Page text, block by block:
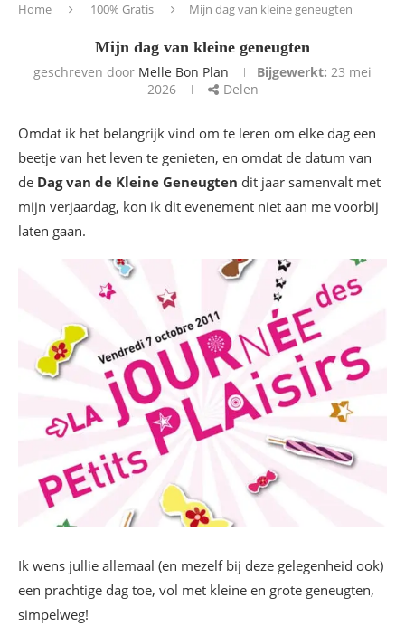
Home 100% Gratis Mijn dag van kleine geneugten
Mijn dag van kleine geneugten
geschreven door Melle Bon Plan Bijgewerkt: 23 mei
2026
Delen
Omdat ik het belangrijk vind om te leren om elke dag een
beetje van het leven te genieten, en omdat de datum van
de Dag van de Kleine Geneugten dit jaar samenvalt met
mijn verjaardag, kon ik dit evenement niet aan me voorbij
laten gaan.
Ik wens jullie allemaal (en mezelf bij deze gelegenheid ook)
een prachtige dag toe, vol met kleine en grote geneugten,
simpelweg!